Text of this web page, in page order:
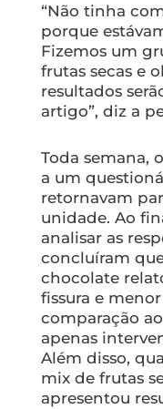
“Não tinha
porque
Fizemos um
frutas secas e
resultados
artigo”, diz a
Toda semana,
a um
retornavam
unidade. Ao
analisar as
concluíram
chocolate
fissura e
comparação
apenas
Além disso,
mix de frutas
apresentou